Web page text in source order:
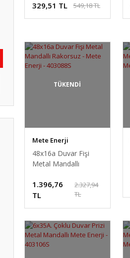
Uzatma Prizi
329,51 TL 549,18 TL
TÜKENDİ
Mete Enerji
48x16a Duvar Fişi
Metal Mandallı
Enerji - 403088S
1.396,76
TL
2.327,94
TL